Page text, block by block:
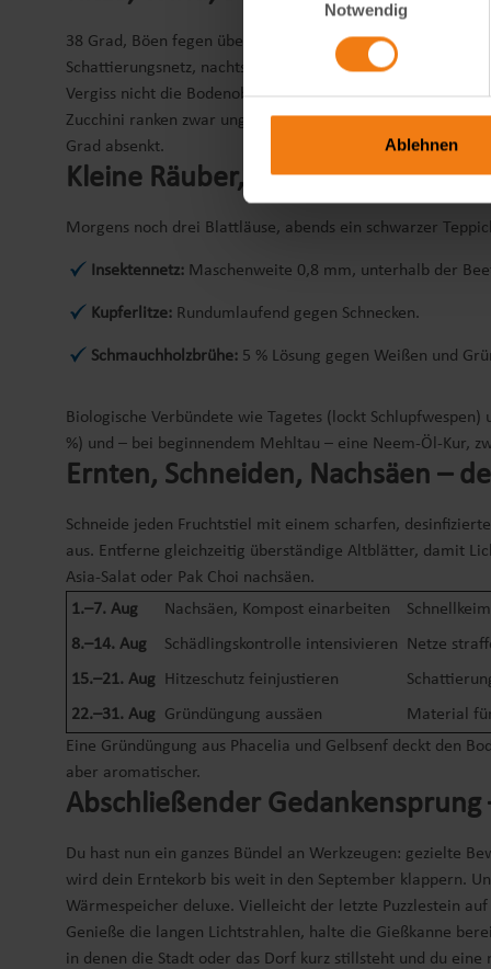
Notwendig
Ablehnen
38 Grad, Böen fegen über die Dachterrasse, die Blätter
Schattierungsnetz, nachts – wenn Mauern Wärme
Vergiss nicht die Bodenoberfläche: Mulch aus
Zucchini ranken zwar ungern, lassen sich aber anlocken:
Grad absenkt.
Kleine Räuber, große Gefahr –
Morgens noch drei Blattläuse, abends ein schwarzer
Insektennetz: Maschenweite 0,8 mm, unterhalb der
Kupferlitze: Rundumlaufend gegen Schnecken.
Schmauchholzbrühe: 5 % Lösung gegen Weißen und
Biologische Verbündete wie Tagetes (lockt
%) und – bei beginnendem Mehltau – eine Neem-Öl-Kur,
Ernten, Schneiden, Nachsäen –
Schneide jeden Fruchtstiel mit einem scharfen,
aus. Entferne gleichzeitig überständige Altblätter, damit
Asia-Salat oder Pak Choi nachsäen.
1.–7. Aug
Nachsäen, Kompost einarbeiten
8.–14. Aug
Schädlingskontrolle intensivieren
Netze
15.–21. Aug
Hitzeschutz feinjustieren
22.–31. Aug Gründüngung aussäen
Material
Eine Gründüngung aus Phacelia und Gelbsenf deckt den
aber aromatischer.
Abschließender
Du hast nun ein ganzes Bündel an Werkzeugen: gezielte
wird dein Erntekorb bis weit in den September klappern.
Wärmespeicher deluxe. Vielleicht der letzte Puzzlestein auf
Genieße die langen Lichtstrahlen, halte die Gießkanne
in denen die Stadt oder das Dorf kurz stillsteht und du